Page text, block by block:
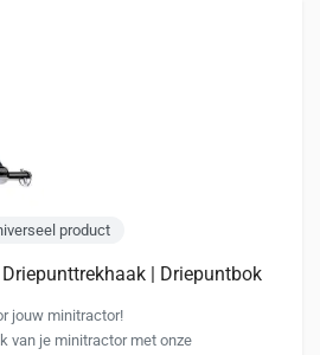
product
| Driepuntbok
jouw minitractor!
van je minitractor met onze